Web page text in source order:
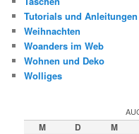
Tutorials und Anleitungen
Weihnachten
Woanders im Web
Wohnen und Deko
Wolliges
M D M